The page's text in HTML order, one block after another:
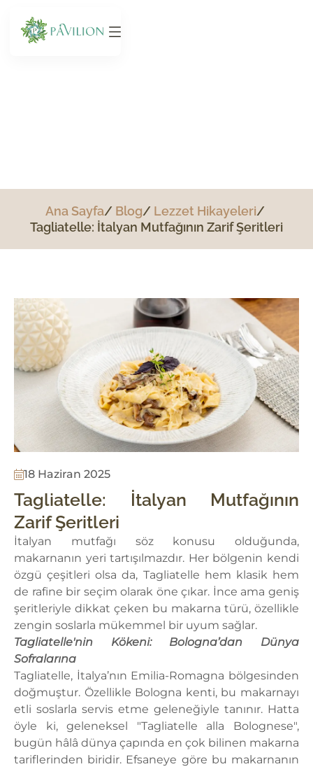
Ana Sayfa Blog
Lezzet Hikayeleri
Tagliatelle: İtalyan Mutfağının Zarif Şeritleri
18 Haziran 2025
Tagliatelle: İtalyan Mutfağının
Zarif Şeritleri
İtalyan mutfağı söz konusu olduğunda,
makarnanın yeri tartışılmazdır. Her bölgenin kendi
özgü çeşitleri olsa da, Tagliatelle hem klasik hem
de rafine bir seçim olarak öne çıkar. İnce ama geniş
şeritleriyle dikkat çeken bu makarna türü, özellikle
zengin soslarla mükemmel bir uyum sağlar.
Tagliatelle'nin Kökeni: Bologna’dan Dünya
Sofralarına
Tagliatelle, İtalya’nın Emilia-Romagna bölgesinden
doğmuştur. Özellikle Bologna kenti, bu makarnayı
etli soslarla servis etme geleneğiyle tanınır. Hatta
öyle ki, geleneksel "Tagliatelle alla Bolognese",
bugün hâlâ dünya çapında en çok bilinen makarna
tariflerinden biridir. Efsaneye göre bu makarnanın